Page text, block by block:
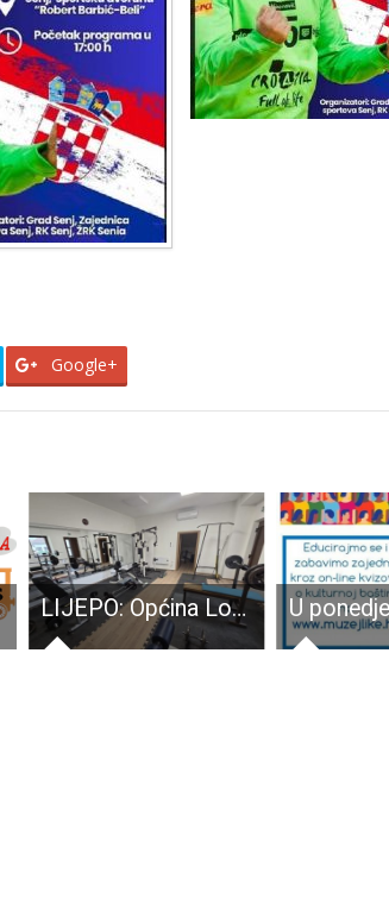
Google+
LIJEPO: Općina Lovinac uredila malu teretanu